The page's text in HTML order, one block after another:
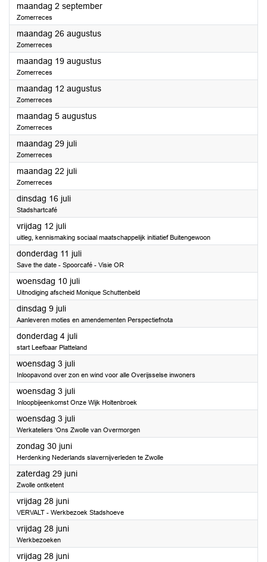
maandag 2 september2024
Zomerreces
maandag 26 augustus2024
Zomerreces
maandag 19 augustus2024
Zomerreces
maandag 12 augustus2024
Zomerreces
maandag 5 augustus2024
Zomerreces
maandag 29 juli2024
Zomerreces
maandag 22 juli2024
Zomerreces
dinsdag 16 juli2024
Stadshartcafé
vrijdag 12 juli2024
uitleg, kennismaking sociaal maatschappelijk initiatief Buitengewoon
donderdag 11 juli2024
Save the date - Spoorcafé - Visie OR
woensdag 10 juli2024
Uitnodiging afscheid Monique Schuttenbeld
dinsdag 9 juli2024
Aanleveren moties en amendementen Perspectiefnota
donderdag 4 juli2024
start Leefbaar Platteland
woensdag 3 juli2024
Inloopavond over zon en wind voor alle Overijsselse inwoners
woensdag 3 juli2024
Inloopbijeenkomst Onze Wijk Holtenbroek
woensdag 3 juli2024
Werkateliers ‘Ons Zwolle van Overmorgen
zondag 30 juni2024
Herdenking Nederlands slavernijverleden te Zwolle
zaterdag 29 juni2024
Zwolle ontketent
vrijdag 28 juni2024
VERVALT - Werkbezoek Stadshoeve
vrijdag 28 juni2024
Werkbezoeken
vrijdag 28 juni2024